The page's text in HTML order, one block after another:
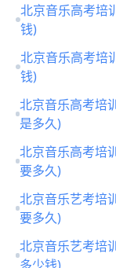
北京音乐高考培
钱)
北京音乐高考培
钱)
北京音乐高考培
是多久)
北京音乐高考培
要多久)
北京音乐艺考培
要多久)
北京音乐艺考培